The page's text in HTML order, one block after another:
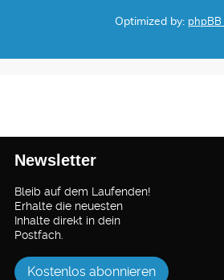
Optimized by: phpBB
Newsletter
Bleib auf dem Laufenden!
Erhalte die neuesten
Inhalte direkt in dein
Postfach.
Kostenlos abonnieren